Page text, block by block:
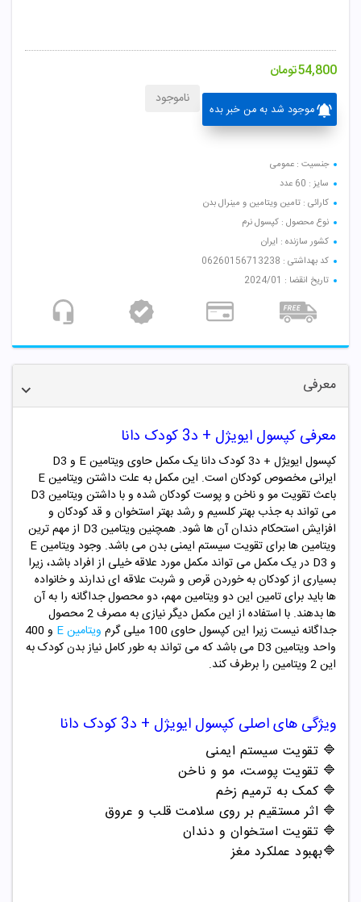
54,800تومان
موجود شد به من خبر بده
ناموجود
جنسیت : عمومی
سایز : 60 عدد
کارائی : تامین ویتامین و مینرال بدن
نوع محصول : کپسول نرم
کشور سازنده : ایران
کد بهداشتی : 06260156713238
تاریخ انقضا : 2024/01
معرفی
معرفی کپسول ایویژل + د3 کودک دانا
کپسول ایویژل + د3 کودک دانا یک مکمل حاوی ویتامین E و D3
ایرانی مخصوص کودکان است. این مکمل به علت داشتن ویتامین E
باعث تقویت مو و ناخن و پوست کودکان شده و با داشتن ویتامین D3
می تواند به جذب بهتر کلسیم و رشد بهتر استخوان و قد کودکان و
افزایش استحکام دندان آن ها شود. همچنین ویتامین D3 از مهم ترین
ویتامین ها برای تقویت سیستم ایمنی بدن می باشد. وجود ویتامین E
و D3 در یک مکمل می تواند مکمل مورد علاقه خیلی از افراد باشد، زیرا
بسیاری از کودکان به خوردن قرص و شربت علاقه ای ندارند و خانواده
ها باید برای تامین این دو ویتامین مهم، دو محصول جداگانه را به آن
ها بدهند. با استفاده از این مکمل دیگر نیازی به مصرف 2 محصول
جداگانه نیست زیرا این کپسول حاوی 100 میلی گرم
ویتامین E
و 400
واحد ویتامین D3 می باشد که می تواند به طور کامل نیاز بدن کودک به
این 2 ویتامین را برطرف کند.
ویژگی های اصلی کپسول ایویژل + د3 کودک دانا
🔷 تقویت سیستم ایمنی
🔷 تقویت پوست، مو و ناخن
🔷 کمک به ترمیم زخم
🔷 اثر مستقیم بر روی سلامت قلب و عروق
🔷 تقویت استخوان و دندان
🔷بهبود عملکرد مغز